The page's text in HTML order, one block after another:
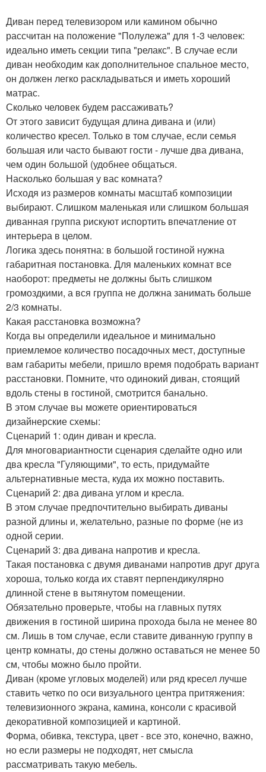
Диван перед телевизором или камином обычно
рассчитан на положение "Полулежа" для 1-3 человек:
идеально иметь секции типа "релакс". В случае если
диван необходим как дополнительное спальное место,
он должен легко раскладываться и иметь хороший
матрас.
Сколько человек будем рассаживать?
От этого зависит будущая длина дивана и (или)
количество кресел. Только в том случае, если семья
большая или часто бывают гости - лучше два дивана,
чем один большой (удобнее общаться.
Насколько большая у вас комната?
Исходя из размеров комнаты масштаб композиции
выбирают. Слишком маленькая или слишком большая
диванная группа рискуют испортить впечатление от
интерьера в целом.
Логика здесь понятна: в большой гостиной нужна
габаритная постановка. Для маленьких комнат все
наоборот: предметы не должны быть слишком
громоздкими, а вся группа не должна занимать больше
2/3 комнаты.
Какая расстановка возможна?
Когда вы определили идеальное и минимально
приемлемое количество посадочных мест, доступные
вам габариты мебели, пришло время подобрать вариант
расстановки. Помните, что одинокий диван, стоящий
вдоль стены в гостиной, смотрится банально.
В этом случае вы можете ориентироваться
дизайнерские схемы:
Сценарий 1: один диван и кресла.
Для многовариантности сценария сделайте одно или
два кресла "Гуляющими", то есть, придумайте
альтернативные места, куда их можно поставить.
Сценарий 2: два дивана углом и кресла.
В этом случае предпочтительно выбирать диваны
разной длины и, желательно, разные по форме (не из
одной серии.
Сценарий 3: два дивана напротив и кресла.
Такая постановка с двумя диванами напротив друг друга
хороша, только когда их ставят перпендикулярно
длинной стене в вытянутом помещении.
Обязательно проверьте, чтобы на главных путях
движения в гостиной ширина прохода была не менее 80
см. Лишь в том случае, если ставите диванную группу в
центр комнаты, до стены должно оставаться не менее 50
см, чтобы можно было пройти.
Диван (кроме угловых моделей) или ряд кресел лучше
ставить четко по оси визуального центра притяжения:
телевизионного экрана, камина, консоли с красивой
декоративной композицией и картиной.
Форма, обивка, текстура, цвет - все это, конечно, важно,
но если размеры не подходят, нет смысла
рассматривать такую мебель.